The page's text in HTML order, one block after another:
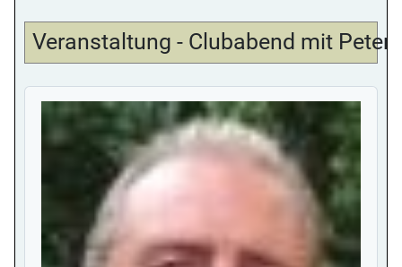
Veranstaltung - Clubabend mit Peter